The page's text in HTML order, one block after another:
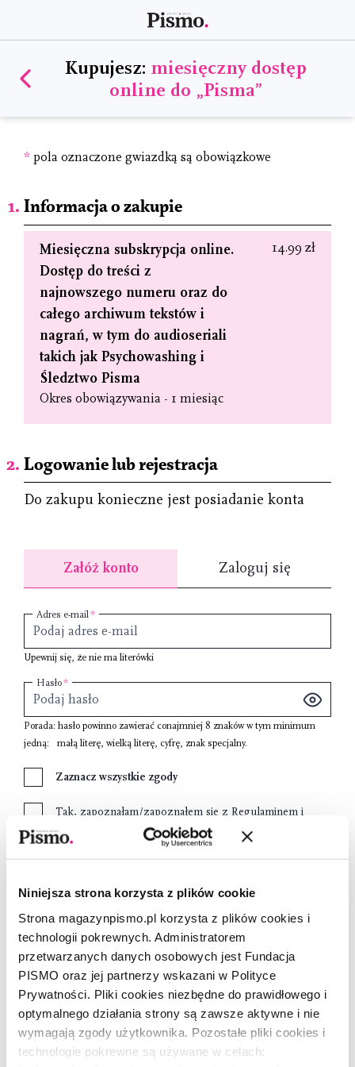
Niniejsza strona korzysta z plików cookie
Strona magazynpismo.pl korzysta z plików cookies i
technologii pokrewnych. Administratorem
przetwarzanych danych osobowych jest Fundacja
PISMO oraz jej partnerzy wskazani w Polityce
Prywatności. Pliki cookies niezbędne do prawidłowego i
optymalnego działania strony są zawsze aktywne i nie
wymagają zgody użytkownika. Pozostałe pliki cookies i
technologie pokrewne są używane w celach:
Kupujesz: miesięczny dostęp
online do „Pisma”
* pola oznaczone gwiazdką są obowiązkowe
Informacja o zakupie
Miesięczna subskrypcja online.
Dostęp do treści z
najnowszego numeru oraz do
całego archiwum tekstów i
nagrań, w tym do audioseriali
takich jak Psychowashing i
Śledztwo Pisma
14.99 zł
Okres obowiązywania - 1 miesiąc
Logowanie lub rejestracja
Do zakupu konieczne jest posiadanie konta
Załóż konto
Adres e-mail
Upewnij się, że nie ma literówki
Hasło
Porada: hasło powinno zawierać conajmniej 8 znakóww tym minimum
jedną:
małą literę wielką literę cyfrę znak specjalny.
Zaznacz wszystkie zgody
Tak, zapoznałam/zapoznałem się z Regulaminem i
akceptujęjego treść.
warunkach gromadzenia i przechowywania moich
danych osobowych zawartych w
Wyrażam zgodę na przetwarzanie moich danych
osobowych przez Fundację Pismo w celach
marketingowych.
Załóż konto
Zaloguj się